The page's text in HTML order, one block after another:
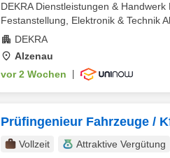
DEKRA Dienstleistungen &
Festanstellung, Elektronik & Technik
DEKRA
Alzenau
vor 2 Wochen
Prüfingenieur Fahrzeuge /
Vollzeit Attraktive Vergütung